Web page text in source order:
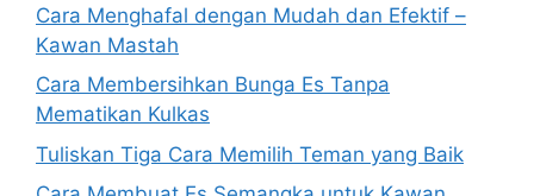
Cara Menghafal dengan Mudah dan Efektif –
Kawan Mastah
Cara Membersihkan Bunga Es Tanpa
Mematikan Kulkas
Tuliskan Tiga Cara Memilih Teman yang Baik